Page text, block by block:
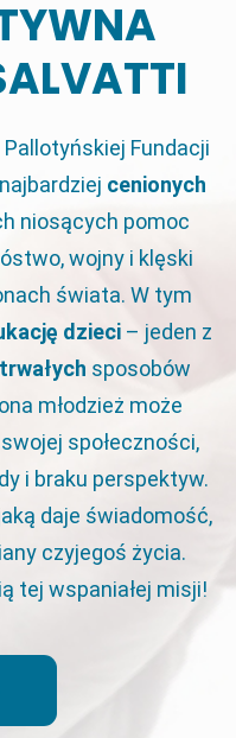
Fundacji
cenionych
niosących pomoc
wojny i klęski
świata. W tym
dzieci – jeden z
sposobów
młodzież może
społeczności,
i braku perspektyw.
daje świadomość,
czyjegoś życia.
tej wspaniałej misji!